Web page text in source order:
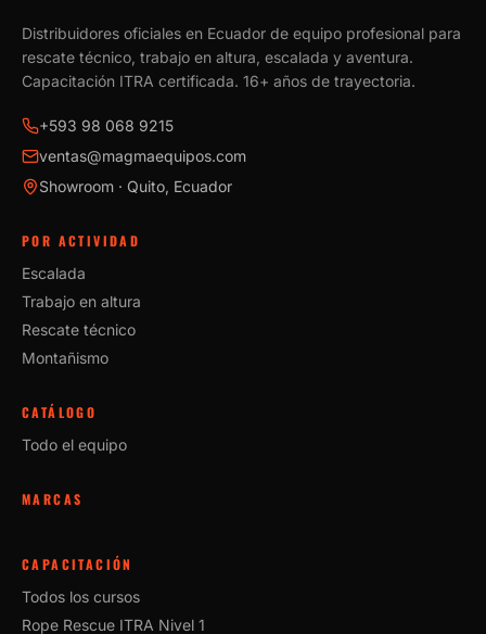
Distribuidores oficiales en Ecuador de equipo profesional para
rescate técnico, trabajo en altura, escalada y aventura.
Capacitación ITRA certificada. 16+ años de trayectoria.
+593 98 068 9215
ventas@magmaequipos.com
Showroom · Quito, Ecuador
POR ACTIVIDAD
Escalada
Trabajo en altura
Rescate técnico
Montañismo
CATÁLOGO
Todo el equipo
MARCAS
CAPACITACIÓN
Todos los cursos
Rope Rescue ITRA Nivel 1